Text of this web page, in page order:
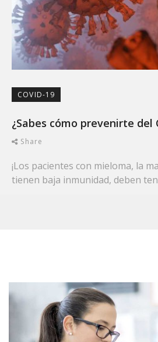
COVID-19
¿Sabes cómo prevenirte del
Share
¡Los pacientes con mieloma, la
tienen baja inmunidad, deben